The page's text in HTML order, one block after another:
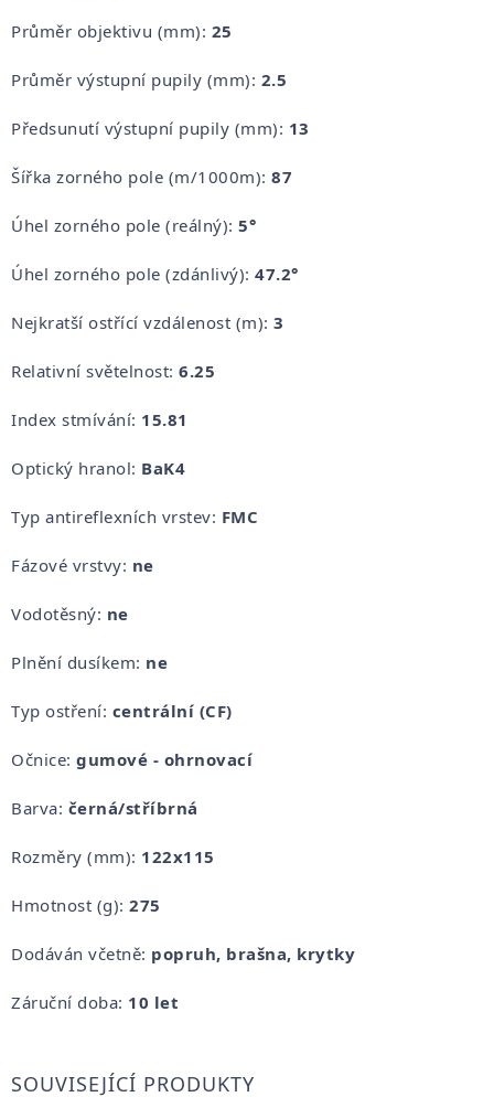
Průměr objektivu (mm): 25
Průměr výstupní pupily (mm): 2.5
Předsunutí výstupní pupily (mm): 13
Šířka zorného pole (m/1000m): 87
Úhel zorného pole (reálný): 5°
Úhel zorného pole (zdánlivý): 47.2°
Nejkratší ostřící vzdálenost (m): 3
Relativní světelnost: 6.25
Index stmívání: 15.81
Optický hranol: BaK4
Typ antireflexních vrstev: FMC
Fázové vrstvy: ne
Vodotěsný: ne
Plnění dusíkem: ne
Typ ostření: centrální (CF)
Očnice: gumové - ohrnovací
Barva: černá/stříbrná
Rozměry (mm): 122x115
Hmotnost (g): 275
Dodáván včetně: popruh, brašna, krytky
Záruční doba: 10 let
SOUVISEJÍCÍ PRODUKTY